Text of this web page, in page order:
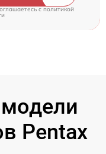
cполитикой
Pentax